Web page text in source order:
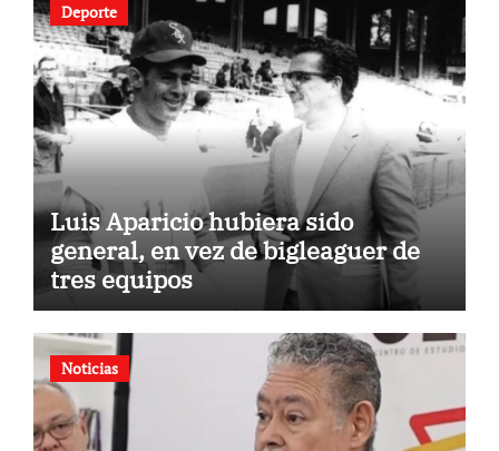
Deporte
Luis Aparicio hubiera sido
general, en vez de bigleaguer de
tres equipos
Noticias